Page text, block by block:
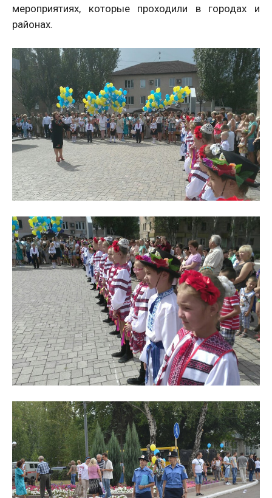
мероприятиях, которые проходили в городах и
районах.